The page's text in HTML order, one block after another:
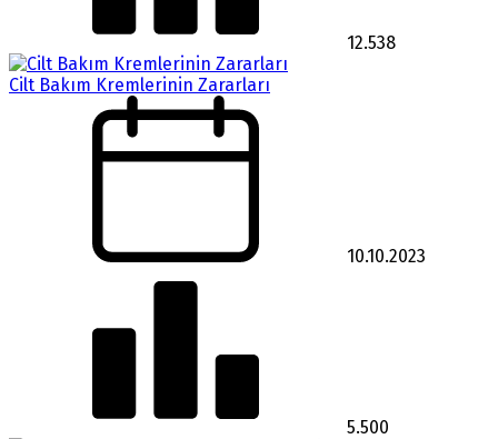
12.538
Cilt Bakım Kremlerinin Zararları
10.10.2023
5.500